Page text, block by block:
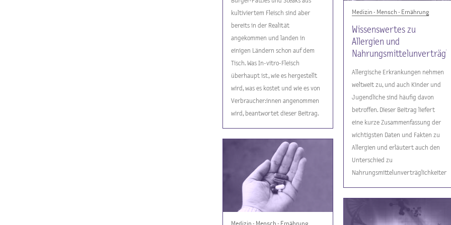
kultiviertem Fleisch sind aber
bereits in der Realität
angekommen und landen in
einigen Ländern schon auf dem
Tisch. Was In-vitro-Fleisch
überhaupt ist, wie es hergestellt
wird, was es kostet und wie es von
Verbraucher:innen angenommen
wird, beantwortet dieser Beitrag.
Medizin - Mensch - Ernährung
Wissenswertes zu
Allergien und
Allergische Erkrankungen nehmen
weltweit zu, und auch Kinder und
Jugendliche sind häufig davon
betroffen. Dieser Beitrag liefert
eine kurze Zusammenfassung der
wichtigsten Daten und Fakten zu
Allergien und erläutert auch den
Unterschied zu
Nahrungsmittelunverträglichkeiten.
Medizin - Mensch - Ernährung